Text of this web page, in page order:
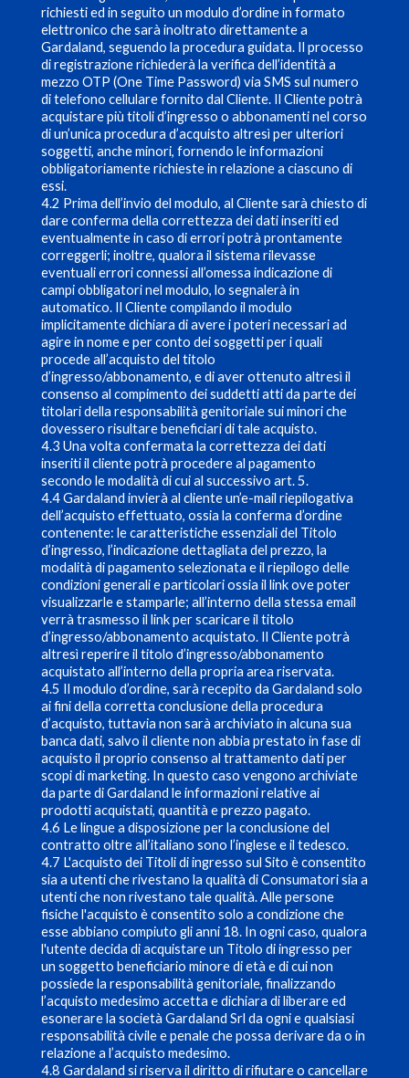
richiesti ed in seguito un modulo d’ordine in formato
elettronico che sarà inoltrato direttamente a
Gardaland, seguendo la procedura guidata. Il processo
di registrazione richiederà la verifica dell’identità a
mezzo OTP (One Time Password) via SMS sul numero
di telefono cellulare fornito dal Cliente. Il Cliente potrà
acquistare più titoli d’ingresso o abbonamenti nel corso
di un’unica procedura d’acquisto altresì per ulteriori
soggetti, anche minori, fornendo le informazioni
obbligatoriamente richieste in relazione a ciascuno di
essi.
4.2 Prima dell’invio del modulo, al Cliente sarà chiesto di
dare conferma della correttezza dei dati inseriti ed
eventualmente in caso di errori potrà prontamente
correggerli; inoltre, qualora il sistema rilevasse
eventuali errori connessi all’omessa indicazione di
campi obbligatori nel modulo, lo segnalerà in
automatico. Il Cliente compilando il modulo
implicitamente dichiara di avere i poteri necessari ad
agire in nome e per conto dei soggetti per i quali
procede all’acquisto del titolo
d’ingresso/abbonamento, e di aver ottenuto altresì il
consenso al compimento dei suddetti atti da parte dei
titolari della responsabilità genitoriale sui minori che
dovessero risultare beneficiari di tale acquisto.
4.3 Una volta confermata la correttezza dei dati
inseriti il cliente potrà procedere al pagamento
secondo le modalità di cui al successivo art. 5.
4.4 Gardaland invierà al cliente un’e-mail riepilogativa
dell’acquisto effettuato, ossia la conferma d’ordine
contenente: le caratteristiche essenziali del Titolo
d’ingresso, l’indicazione dettagliata del prezzo, la
modalità di pagamento selezionata e il riepilogo delle
condizioni generali e particolari ossia il link ove poter
visualizzarle e stamparle; all’interno della stessa email
verrà trasmesso il link per scaricare il titolo
d’ingresso/abbonamento acquistato. Il Cliente potrà
altresì reperire il titolo d’ingresso/abbonamento
acquistato all’interno della propria area riservata.
4.5 Il modulo d’ordine, sarà recepito da Gardaland solo
ai fini della corretta conclusione della procedura
d’acquisto, tuttavia non sarà archiviato in alcuna sua
banca dati, salvo il cliente non abbia prestato in fase di
acquisto il proprio consenso al trattamento dati per
scopi di marketing. In questo caso vengono archiviate
da parte di Gardaland le informazioni relative ai
prodotti acquistati, quantità e prezzo pagato.
4.6 Le lingue a disposizione per la conclusione del
contratto oltre all’italiano sono l’inglese e il tedesco.
4.7 L'acquisto dei Titoli di ingresso sul Sito è consentito
sia a utenti che rivestano la qualità di Consumatori sia a
utenti che non rivestano tale qualità. Alle persone
fisiche l'acquisto è consentito solo a condizione che
esse abbiano compiuto gli anni 18. In ogni caso, qualora
l'utente decida di acquistare un Titolo di ingresso per
un soggetto beneficiario minore di età e di cui non
possiede la responsabilità genitoriale, finalizzando
l’acquisto medesimo accetta e dichiara di liberare ed
esonerare la società Gardaland Srl da ogni e qualsiasi
responsabilità civile e penale che possa derivare da o in
relazione a l’acquisto medesimo.
4.8 Gardaland si riserva il diritto di rifiutare o cancellare